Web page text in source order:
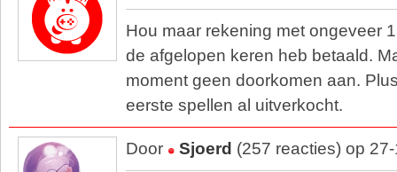
Hou maar rekening met ongeveer
de afgelopen keren heb betaald.
moment geen doorkomen aan.
eerste spellen al uitverkocht.
Door Sjoerd (257 reacties) op